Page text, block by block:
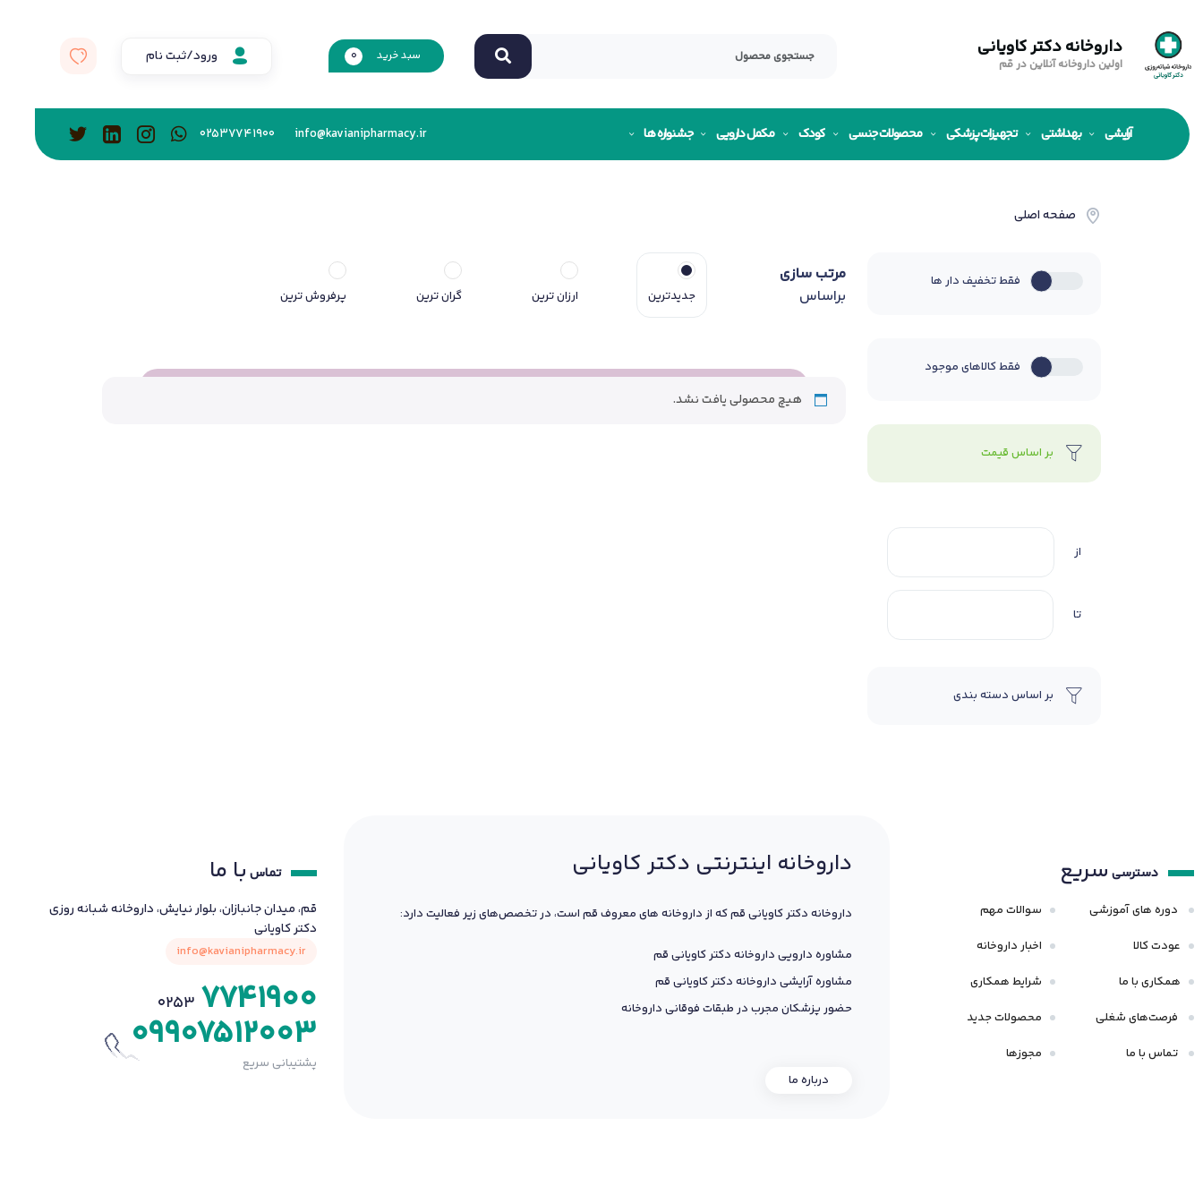
داروخانه دکتر کاویانی
اولین داروخانه آنلاین در قم
سبد خرید 0 ورود/ثبت نام
آرایشی بهداشتی تجهیزات پزشکی محصولات جنسی کودک مکمل دارویی جشنواره ها info@kavianipharmacy.ir
02537741900
صفحه اصلی
فقط تخفیف دار ها
فقط کالاهای موجود
بر اساس قیمت
از
تا
بر اساس دسته بندی
مرتب سازی
براساس
جدیدترین ارزان ترین گران ترین پرفروش ترین
هیچ محصولی یافت نشد.
دسترسی سریع
دوره های آموزشی
عودت کالا
همکاری با ما
فرصت‌های شغلی
تماس با ما
سوالات مهم
اخبار داروخانه
شرایط همکاری
محصولات جدید
مجوزها
داروخانه اینترنتی دکتر کاویانی
داروخانه دکتر کاویانی قم که از داروخانه های معروف قم است، در تخصص‌های زیر فعالیت دارد:
مشاوره دارویی داروخانه دکتر کاویانی قم
مشاوره آرایشی داروخانه دکتر کاویانی قم
حضور پزشکان مجرب در طبقات فوقانی داروخانه
درباره ما
تماس با ما
قم، میدان جانبازان، بلوار نیایش، داروخانه شبانه روزی
دکتر کاویانی
info@kavianipharmacy.ir
0253 7741900
09907512003
پشتیبانی سریع